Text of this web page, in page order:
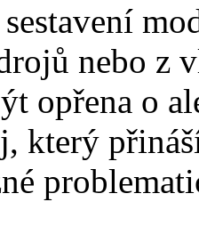
nebo z
opřena o
který